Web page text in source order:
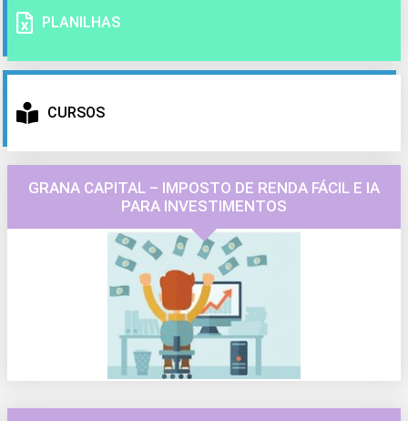
PLANILHAS
CURSOS
GRANA CAPITAL – IMPOSTO DE RENDA FÁCIL E IA
PARA INVESTIMENTOS